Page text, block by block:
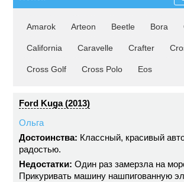
Amarok Arteon Beetle Bora
California Caravelle Crafter
Cross Golf Cross Polo Eos
Ford Kuga (2013)
Ольга
Достоинства: Классный, красивый
радостью.
Недостатки: Один раз замерзла на
Прикуривать машину нашпигованную